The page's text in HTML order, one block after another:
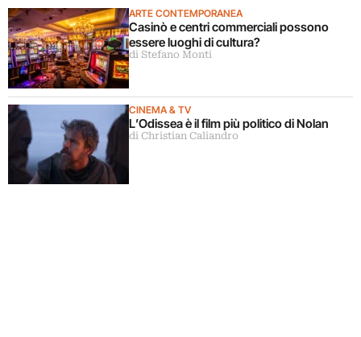
ARTE CONTEMPORANEA
Casinò e centri commerciali possono
essere luoghi di cultura?
di Stefano Monti
CINEMA & TV
L’Odissea è il film più politico di Nolan
di Christian Caliandro